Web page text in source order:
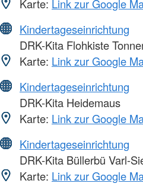
Karte: Link zur Google
Kindertageseinrichtung
DRK-Kita Flohkiste
Karte: Link zur Google
Kindertageseinrichtung
DRK-Kita Heidemaus
Karte: Link zur Google
Kindertageseinrichtung
DRK-Kita Büllerbü Varl-
Karte: Link zur Google